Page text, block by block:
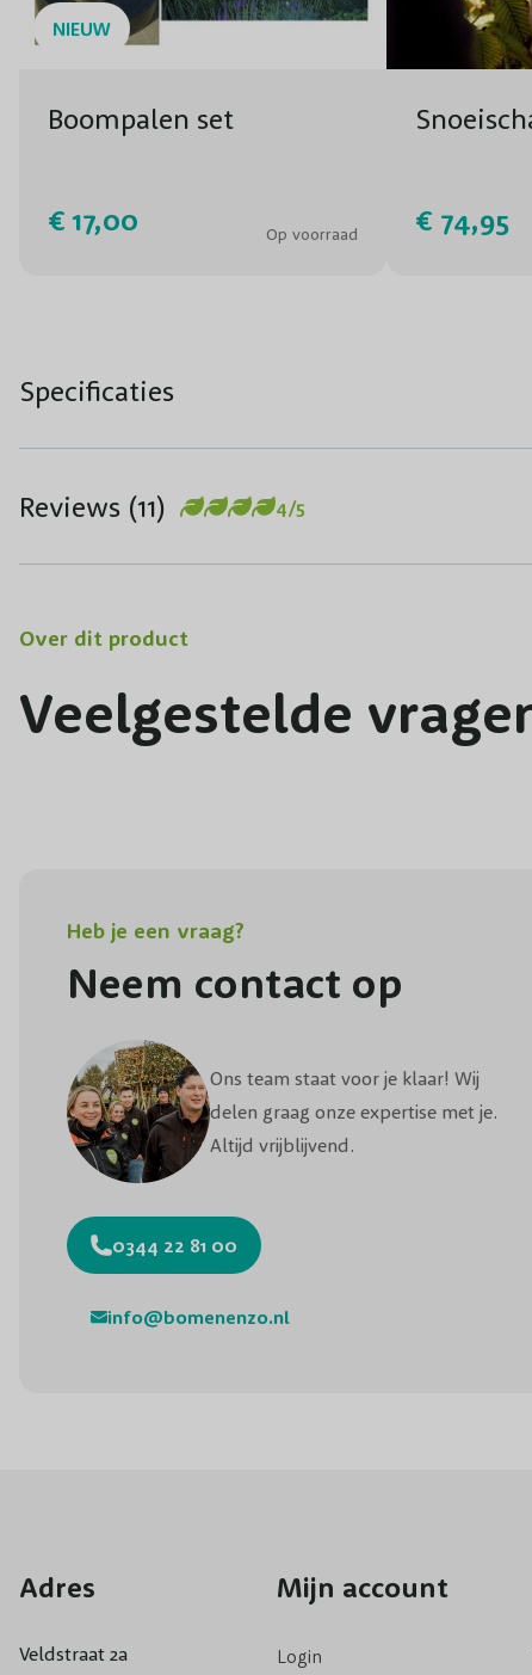
NIEUW
Boompalen set
€ 17,00 Op voorraad € 74,95
Specificaties
Reviews (11) 4/5
Over dit product
Veelgestelde
Heb je een vraag?
Neem contact op
Ons team staat voor je klaar! Wij
delen graag onze expertise met je.
Altijd vrijblijvend.
0344 22 81 00
info@bomenenzo.nl
Adres
Veldstraat 2a
Mijn account
Login